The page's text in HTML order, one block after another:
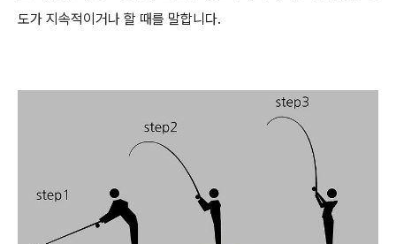
도가 지속적이거나 할 때를 말합니다.